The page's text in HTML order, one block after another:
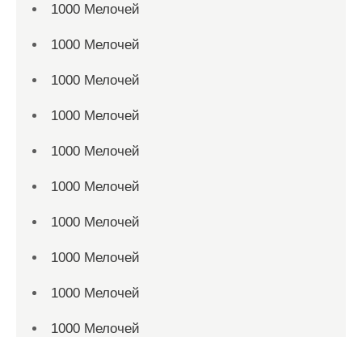
1000 Мелочей
1000 Мелочей
1000 Мелочей
1000 Мелочей
1000 Мелочей
1000 Мелочей
1000 Мелочей
1000 Мелочей
1000 Мелочей
1000 Мелочей